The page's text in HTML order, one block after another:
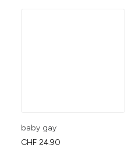
baby gay
CHF 24.90